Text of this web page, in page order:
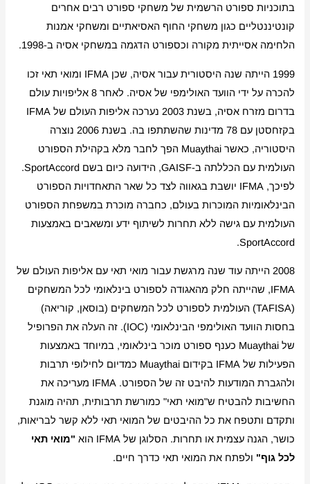
בתוכניות ספורט הרשמית של משחקי ספורט רבים אחרים
קונטיננטליים כגון משחקי החוף האסיאתיים ומשחקי אמנות
הלחימה אסייתית מקורה וכספורט הדגמה במשחקי אסיה ב-1998.
1999 הייתה שנה היסטורית עבור אסיה, שכן IFMA ומואי תאי זכו
להכרה על ידי הוועד האולימפי של אסיה. לאחר 8 אליפויות עולם
בדרום מזרח אסיה, בשנת 2003 נערכה אליפות העולם של IFMA
בקזחסטן עם 78 מדינות שהשתתפו בה. בשנת 2006 נוצרה
היסטוריה, כאשר Muaythai הפך לחבר מלא בקהילת הספורט
העולמית עם הכללתה ב-GAISF, הידועה כיום בשם SportAccord.
לפיכך, IFMA יושבת בגאווה לצד כל שאר התאחדויות הספורט
הבינלאומיות המוכרות בעולם, כחברה מוכרת במשפחת הספורט
העולמית עם גישה ללא תחרות לשיתוף ידע ומשאבים באמצעות
SportAccord.
2008 הייתה עוד שנה מרגשת עבור מואי תאי עם אליפות העולם של
IFMA, שהייתה חלק מהאגודה לספורט בינלאומי לכל המשחקים
(TAFISA) העולמית לספורט לכל המשחקים (בוסאן, קוריאה)
בחסות הוועד האולימפי הבינלאומי (IOC). זה העלה את הפרופיל
של Muaythai כענף ספורט מוכר בינלאומי, במיוחד באמצעות
הפעילות של IFMA בקידום Muaythai כמדיום לחילופי תרבות
ולהגברת המודעות להיבט זה של הספורט. IFMA מעריכה את
החשיבות להבטיח ש"מואי תאי" כמורשת תרבותית, תהיה מוגנת
ותקדם ותטפח את כל ההיבטים של המואי תאי ללא קשר לבריאות,
כושר, הגנה עצמית או תחרות. הסלוגן של IFMA הוא
"מואי תאי
לכל גוף" ולפתח את המואי תאי כדרך חיים.